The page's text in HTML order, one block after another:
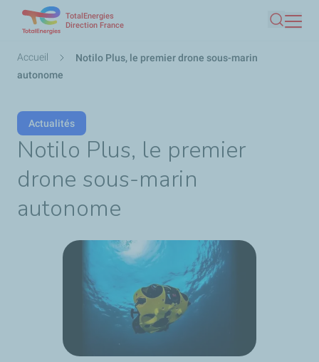
contenu
TotalEnergies
Direction France
Fil
d'Ariane
Accueil
Notilo Plus, le premier drone sous-marin
autonome
Actualités
Notilo Plus, le premier
drone sous-marin
autonome